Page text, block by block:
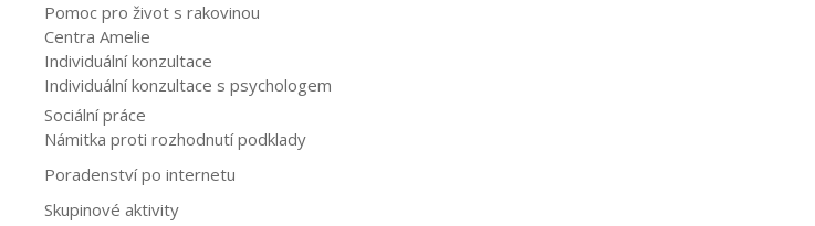
Pomoc pro život s rakovinou
Centra Amelie
Individuální konzultace
Individuální konzultace s psychologem
Sociální práce
Námitka proti rozhodnutí podklady
Poradenství po internetu
Skupinové aktivity